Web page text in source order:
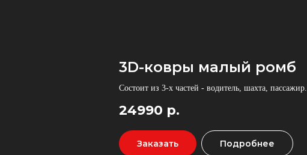
3D-ковры малый ромб
Состоит из 3-х частей - водитель, шахта, пассажир.
24990 р.
Заказать Подробнее
для DONGFENG GX